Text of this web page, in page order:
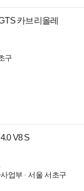
카브리올레
구
V8 S
업부
서울 서초구